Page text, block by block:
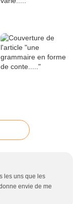
les uns que les
envie de me